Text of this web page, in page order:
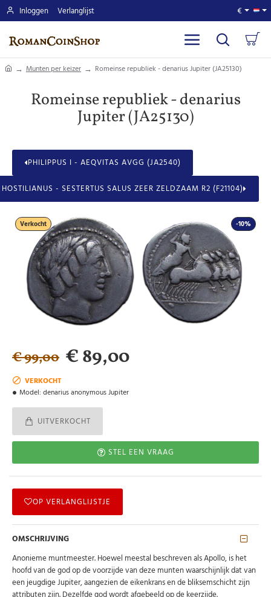
Inloggen Verlanglijst €
homeMunten per keizer Romeinse republiek - denarius Jupiter (JA25130)
Romeinse republiek - denarius
Jupiter (JA25130)
PHILIPPUS I - AEQVITAS AVGG (JA2540)
HOSTILIANUS - SESTERTUS SALUS ZEER ZELDZAAM R2 (F21104)
-10%
Verkocht
VERKOCHT
Model: denarius anonymous Jupiter
€ 89,00
€ 99,00
UITVERKOCHT
STEL EEN VRAAG
OP VERLANGLIJSTJE
OMSCHRIJVING
Anonieme muntmeester. Hoewel meestal beschreven als Apollo, is het
hoofd van de god op de voorzijde van deze munten waarschijnlijk dat van
een jeugdige Jupiter, aangezien de eikenkrans en de bliksemschicht zijn
attributen zijn. Dezelfde god wordt afgebeeld op de keerzijde.